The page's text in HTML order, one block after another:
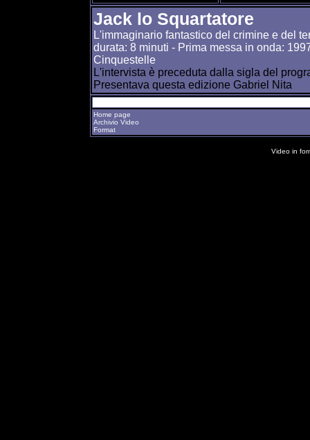
Jack lo Squartatore
L'immaginario fantastico del crimine e del
durata: 8 minuti - Prima messa in onda:
Cinquestelle
L'intervista è preceduta dalla sigla del
Presentava questa edizione Gabriel Nita
Home page
Archivio Video
Format
Video in